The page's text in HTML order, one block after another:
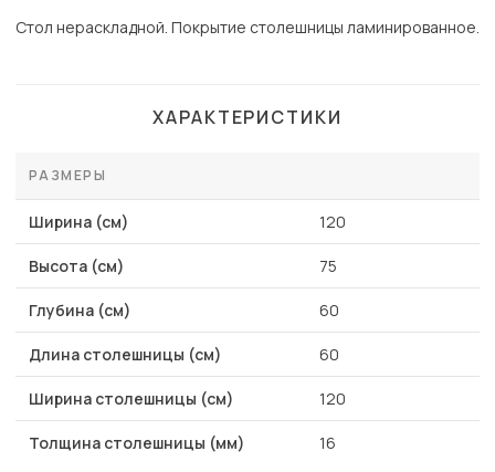
Стол нераскладной. Покрытие столешницы ламинированное.
ХАРАКТЕРИСТИКИ
РАЗМЕРЫ
Ширина (см) 120
Высота (см) 75
Глубина (см) 60
Длина столешницы (см) 60
Ширина столешницы (см) 120
Толщина столешницы (мм) 16